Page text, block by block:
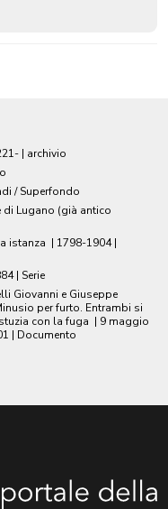
| archivio
/ Superfondo
Lugano (già antico
istanza | 1798-1904 |
| Serie
Giovanni e Giuseppe
per furto. Entrambi si
con la fuga | 9 maggio
| Documento